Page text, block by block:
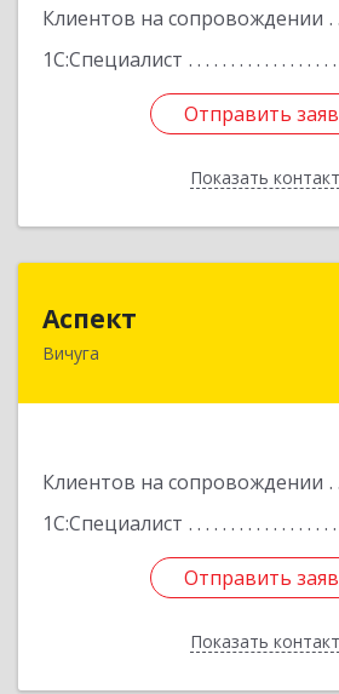
Клиентов на сопровождении
1С:Специалист
Отправить
Показать
Отправить
Назад
Аспект
Вичуга
Клиентов на сопровождении
1С:Специалист
Отправить
Показать
155331, Ивановская обл,
Отправить
Назад